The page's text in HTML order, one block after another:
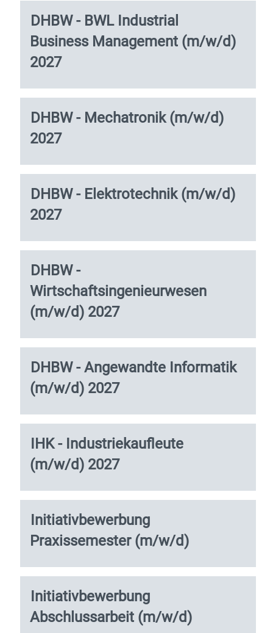
Stelleninformationen
vollständig
anzuzeigen.
Stellenbezeichnung
DHBW - BWL Industrial
Business Management (m/w/d)
2027
Drücken
Sie
die
Leertaste,
um
Stelleninformationen
vollständig
anzuzeigen.
Stellenbezeichnung
DHBW - Mechatronik (m/w/d)
2027
Drücken
Sie
die
um
Stelleninformationen
vollständig
anzuzeigen.
Stellenbezeichnung
DHBW - Elektrotechnik (m/w/d)
2027
Drücken
Sie
die
um
Stelleninformationen
vollständig
anzuzeigen.
Stellenbezeichnung
DHBW -
Wirtschaftsingenieurwesen
(m/w/d) 2027
Drücken
Sie
die
Leertaste,
um
Stelleninformationen
vollständig
anzuzeigen.
Stellenbezeichnung
DHBW - Angewandte Informatik
(m/w/d) 2027
Drücken
Sie
die
um
Stelleninformationen
vollständig
anzuzeigen.
Stellenbezeichnung
IHK - Industriekaufleute
(m/w/d) 2027
Drücken
Sie
die
um
Stelleninformationen
vollständig
anzuzeigen.
Stellenbezeichnung
Initiativbewerbung
Praxissemester (m/w/d)
Drücken
Sie
die
um
Stelleninformationen
vollständig
anzuzeigen.
Stellenbezeichnung
Initiativbewerbung
Abschlussarbeit (m/w/d)
Drücken
Sie
die